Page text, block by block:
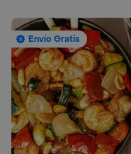
Envío Gratis